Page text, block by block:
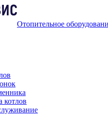
Отопительное
котлов